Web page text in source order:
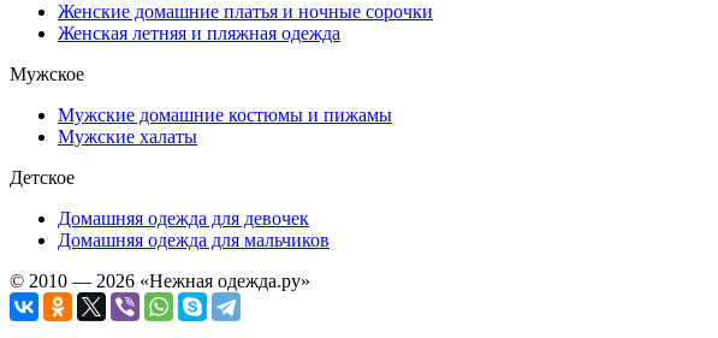
Женские домашние платья и ночные сорочки
Женская летняя и пляжная одежда
Мужское
Мужские домашние костюмы и пижамы
Мужские халаты
Детское
Домашняя одежда для девочек
Домашняя одежда для мальчиков
© 2010 — 2026 «Нежная одежда.ру»